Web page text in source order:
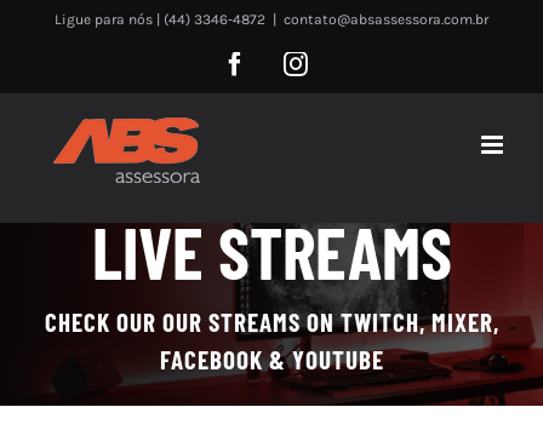
Ligue para nós | (44) 3346-4872 contato@absassessora.com.br
FacebookInstagram
LIVE STREAMS
CHECK OUR OUR STREAMS ON TWITCH, MIXER,
FACEBOOK & YOUTUBE